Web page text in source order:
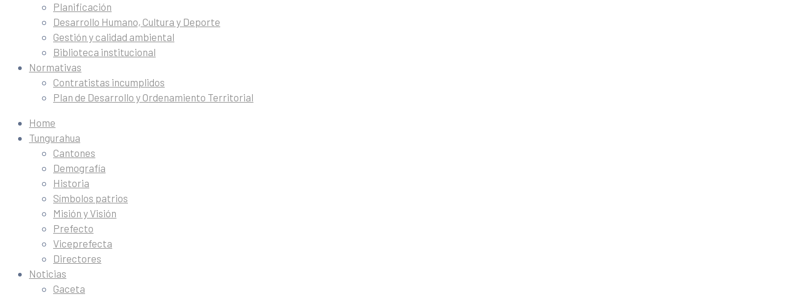
Planificación
Desarrollo Humano, Cultura y Deporte
Gestión y calidad ambiental
Biblioteca institucional
Normativas
Contratistas incumplidos
Plan de Desarrollo y Ordenamiento Territorial
Home
Tungurahua
Cantones
Demografía
Historia
Símbolos patrios
Misión y Visión
Prefecto
Viceprefecta
Directores
Noticias
Gaceta